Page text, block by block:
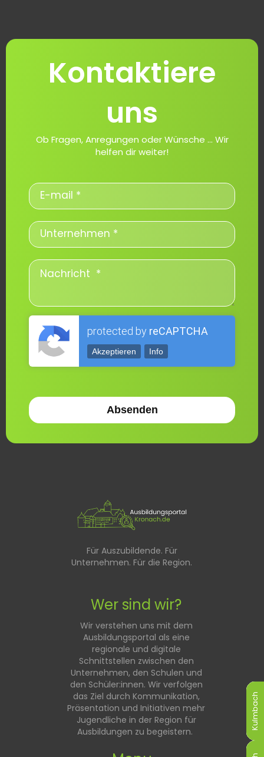
Kulmbach
Kulmbach
Kulmbach
Kulmbach
Kulmbach
Kulmbach
Kontaktiere
uns
Ob Fragen, Anregungen oder Wünsche ... Wir
helfen dir weiter!
protected by reCAPTCHA
Akzeptieren Info
Für Auszubildende. Für
Unternehmen. Für die Region.
Wer sind wir?
Wir verstehen uns mit dem
Ausbildungsportal als eine
regionale und digitale
Schnittstellen zwischen den
Unternehmen, den Schulen und
den Schüler:innen. Wir verfolgen
das Ziel durch Kommunikation,
Präsentation und Initiativen mehr
Jugendliche in der Region für
Ausbildungen zu begeistern.